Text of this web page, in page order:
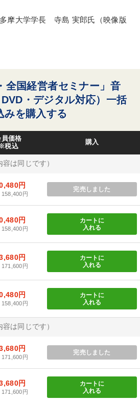
摩大学学長 寺島 実郎氏（映像版
全国経営者セミナー」音
・デジタル対応）一括
みを購入する
員価格
税込
購入
容は同じです）
円
158,400円
完売しました
円
158,400円
カートに
入れる
円
171,600円
カートに
入れる
円
158,400円
カートに
入れる
容は同じです）
円
171,600円
完売しました
円
171,600円
カートに
入れる